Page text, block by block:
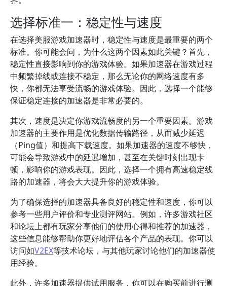
选择标准一：稳定性与速度
在选择美服游戏加速器时，稳定性与速度是最重要的两个
标准。你可能会问，为什么这两个因素如此关键？首先，
稳定性直接影响到你的游戏体验。如果加速器在游戏过程
中频繁掉线或连接不稳定，那么无论你的网络速度有多
快，你都无法享受流畅的游戏体验。因此，选择一个能够
保证稳定连接的加速器是非常必要的。
其次，速度是决定你游戏流畅度的另一个重要因素。游戏
加速器的主要作用是优化数据传输路径，从而减少延迟
（Ping值）和提高下载速度。如果加速器的速度不够快，
可能会导致游戏中的延迟增加，甚至在关键时刻出现卡
顿，影响你的游戏表现。因此，选择一个拥有高速稳定线
路的加速器，将会大大提升你的游戏体验。
为了确保选择的加速器具备良好的稳定性和速度，你可以
参考一些用户评价和专业测评网站。例如，许多游戏社区
和论坛上都有玩家分享他们的使用心得和推荐的加速器，
这些信息能够帮助你更好地评估各个产品的表现。你可以
访问如V2EX等技术论坛，与其他玩家讨论他们的加速器使
用经验。
此外，许多加速器提供试用服务，你可以在购买前进行测